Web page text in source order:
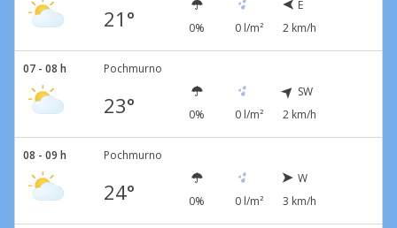
21° 0% 0 l/m²
E
2 km/h
07 - 08 h Pochmurno
23° 0% 0 l/m²
SW
2 km/h
08 - 09 h Pochmurno
24° 0% 0 l/m²
W
3 km/h